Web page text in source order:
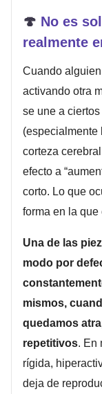
🍄 No es
realmente
Cuando
activando otra
se une a
(especialmente
corteza
efecto a
corto. Lo que
forma en la
Una de las
modo por
mismos,
quedamos
repetitivos. En
rígida,
deja de